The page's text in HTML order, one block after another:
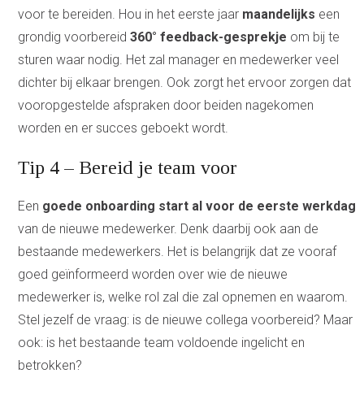
voor te bereiden. Hou in het eerste jaar maandelijks een
grondig voorbereid360° feedback-gesprekje om bij te
sturen waar nodig. Het zal manager en medewerker veel
dichter bij elkaar brengen. Ook zorgt het ervoor zorgen dat
vooropgestelde afspraken door beiden nagekomen
worden en er succes geboekt wordt.
Tip 4 – Bereid je team voor
Een goede onboarding start al voor de eerste werkdag
van de nieuwe medewerker. Denk daarbij ook aan de
bestaande medewerkers. Het is belangrijk dat ze vooraf
goed geïnformeerd worden over wie de nieuwe
medewerker is, welke rol zal die zal opnemen en waarom.
Stel jezelf de vraag: is de nieuwe collega voorbereid? Maar
ook: is het bestaande team voldoende ingelicht en
betrokken?